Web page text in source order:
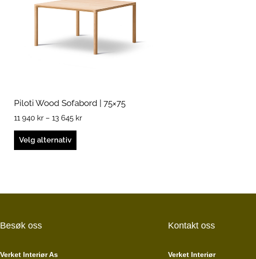
Piloti Wood Sofabord | 75×75
11 940 kr – 13 645 kr
Velg alternativ
produktsiden
Besøk oss
Verket Interiør As
Kontakt oss
Verket Interiør